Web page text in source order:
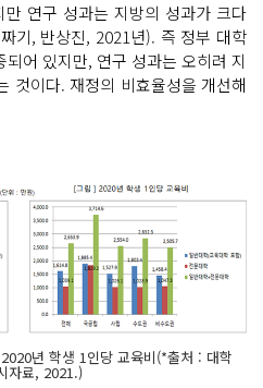
연구 성과는 지방의 성과가 크다
기, 반상진, 2021년). 즉 정부 대학
어 있지만, 연구 성과는 오히려 지
것이다. 재정의 비효율성을 개선해
년 학생 1인당 교육비(*출처 : 대학
자료, 2021.)